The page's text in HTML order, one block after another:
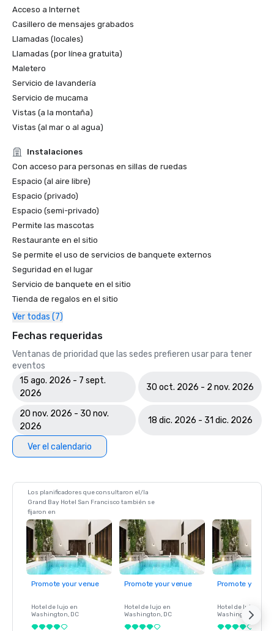
Acceso a Internet
Casillero de mensajes grabados
Llamadas (locales)
Llamadas (por línea gratuita)
Maletero
Servicio de lavandería
Servicio de mucama
Vistas (a la montaña)
Vistas (al mar o al agua)
Instalaciones
Con acceso para personas en sillas de ruedas
Espacio (al aire libre)
Espacio (privado)
Espacio (semi-privado)
Permite las mascotas
Restaurante en el sitio
Se permite el uso de servicios de banquete externos
Seguridad en el lugar
Servicio de banquete en el sitio
Tienda de regalos en el sitio
Ver todas (7)
Fechas requeridas
Ventanas de prioridad que las sedes prefieren usar para tener
eventos
15 ago. 2026 - 7 sept.
2026
30 oct. 2026 - 2 nov. 2026
20 nov. 2026 - 30 nov.
2026
18 dic. 2026 - 31 dic. 2026
Ver el calendario
Los planificadores que consultaron el/la
Grand Bay Hotel San Francisco también se
fijaron en
Promote your venue
Hotel de lujo en
Washington, DC
Promote your venue
Hotel de lujo en
Washington, DC
Promote your
Hotel de lujo en
Washington